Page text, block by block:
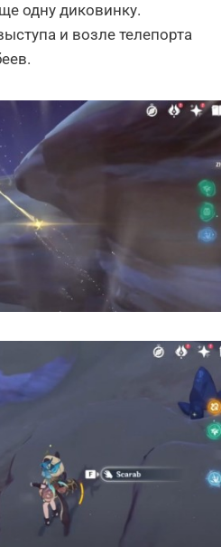
одну диковинку.
и возле телепорта